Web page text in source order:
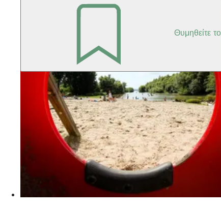
Θυμηθείτε το